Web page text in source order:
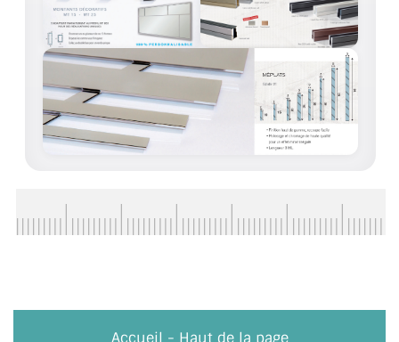
VERRE LAQUÉ/CRÉDENCE
VERRE FEUILLETÉ/TREMPÉ
DALLE DE SOL EN VERRE
PORTE EN VERRE
VERRIÈRE TYPE ATELIER
Accueil - Haut de la page